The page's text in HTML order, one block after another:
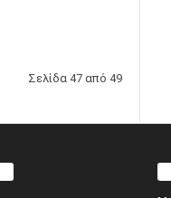
Σελίδα 47 από 49